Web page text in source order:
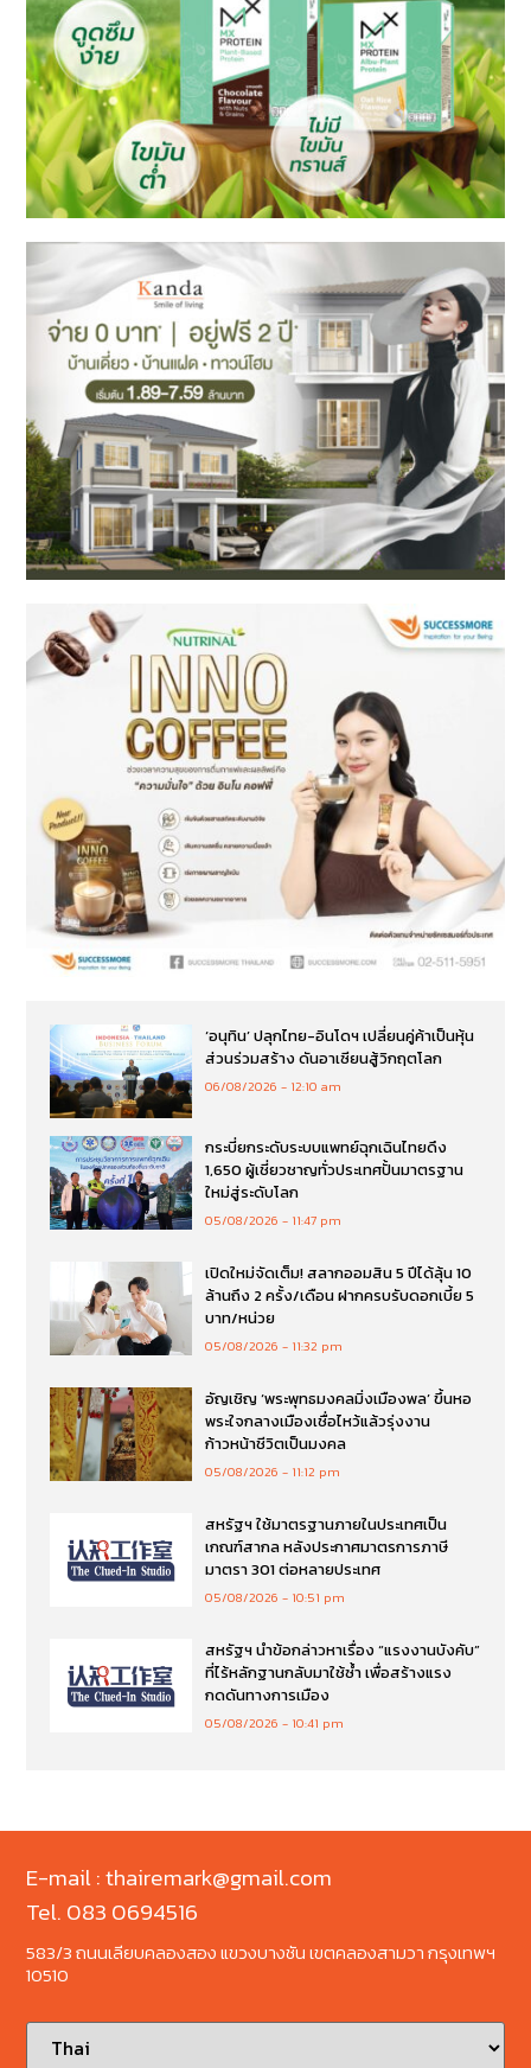
‘อนุทิน’ ปลุกไทย-อินโดฯ เปลี่ยนคู่ค้าเป็นหุ้น
ส่วนร่วมสร้าง ดันอาเซียนสู้วิกฤตโลก
06/08/2026 12:10 am
กระบี่ยกระดับระบบแพทย์ฉุกเฉินไทยดึง
1,650 ผู้เชี่ยวชาญทั่วประเทศปั้นมาตรฐาน
ใหม่สู่ระดับโลก
05/08/2026 11:47 pm
เปิดใหม่จัดเต็ม! สลากออมสิน 5 ปีได้ลุ้น 10
ล้านถึง 2 ครั้ง/เดือน ฝากครบรับดอกเบี้ย 5
บาท/หน่วย
05/08/2026 11:32 pm
อัญเชิญ ‘พระพุทธมงคลมิ่งเมืองพล’ ขึ้นหอ
พระใจกลางเมืองเชื่อไหว้แล้วรุ่งงาน
ก้าวหน้าชีวิตเป็นมงคล
05/08/2026 11:12 pm
สหรัฐฯ ใช้มาตรฐานภายในประเทศเป็น
เกณฑ์สากล หลังประกาศมาตรการภาษี
มาตรา 301 ต่อหลายประเทศ
05/08/2026 10:51 pm
สหรัฐฯ นำข้อกล่าวหาเรื่อง “แรงงานบังคับ”
ที่ไร้หลักฐานกลับมาใช้ซ้ำ เพื่อสร้างแรง
กดดันทางการเมือง
05/08/2026 10:41 pm
E-mail : thairemark@gmail.com
Tel. 083 0694516
583/3 ถนนเลียบคลองสอง แขวงบางชัน เขตคลองสามวา กรุงเทพฯ
10510